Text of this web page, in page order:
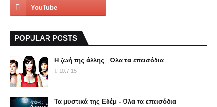
POPULAR POSTS
Η ζωή της άλλης - Όλα τα επεισόδια
10.7.15
Τα μυστικά της Εδέμ - Όλα τα επεισόδια